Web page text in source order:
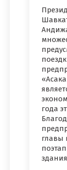
года
главы